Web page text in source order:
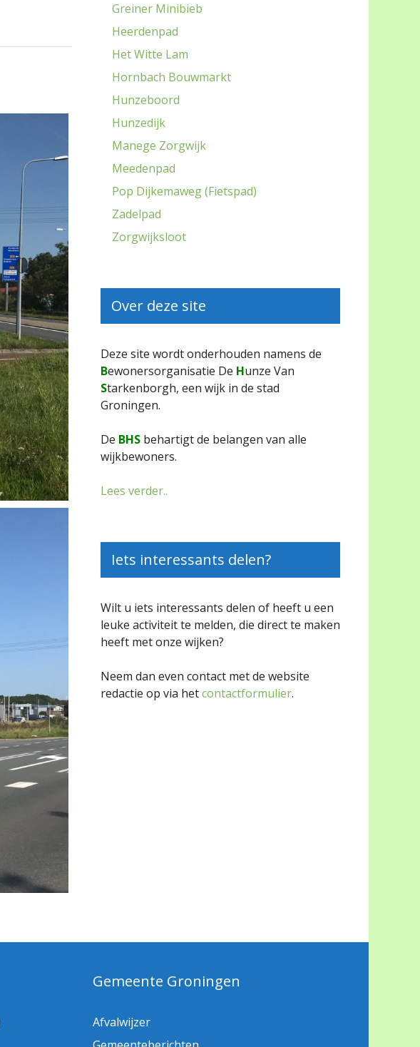
Greiner Minibieb
Heerdenpad
Het Witte Lam
Hornbach Bouwmarkt
Hunzeboord
Hunzedijk
Manege Zorgwijk
Meedenpad
Pop Dijkemaweg (Fietspad)
Zadelpad
Zorgwijksloot
Over deze site
Deze site wordt onderhouden namens de
Bewonersorganisatie De Hunze Van
Starkenborgh, een wijk in de stad
Groningen.
De BHS behartigt de belangen van alle
wijkbewoners.
Lees verder..
Iets interessants delen?
Wilt u iets interessants delen of heeft u een
leuke activiteit te melden, die direct te maken
heeft met onze wijken?
Neem dan even contact met de website
redactie op via hetcontactformulier.
Gemeente Groningen
Afvalwijzer